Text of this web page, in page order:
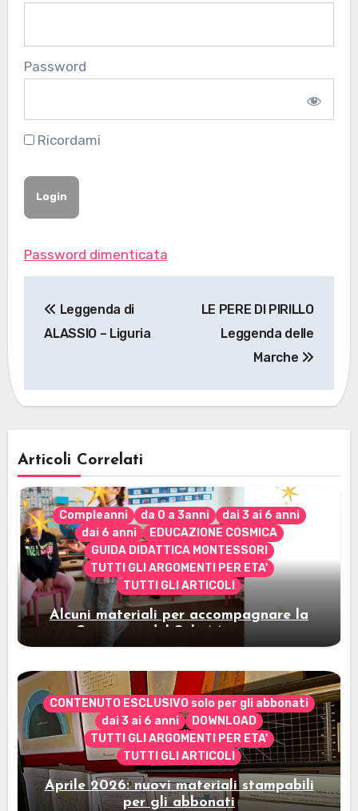
Password
Ricordami
Password dimenticata
articoli
Leggenda di
ALASSIO – Liguria
LE PERE DI PIRILLO
Leggenda delle
Marche
Articoli Correlati
Compleanni da 0 a 3anni
dai 3 ai 6 anni
dai 6 anni
EDUCAZIONE COSMICA
GUIDA DIDATTICA MONTESSORI
TUTTI GLI ARGOMENTI PER ETA'
TUTTI GLI ARTICOLI
Alcuni materiali per accompagnare la
Cerimonia del Sole Montessori
CONTENUTO ESCLUSIVO solo per gli abbonati
dai 3 ai 6 anni
DOWNLOAD
TUTTI GLI ARGOMENTI PER ETA'
TUTTI GLI ARTICOLI
Aprile 2026: nuovi materiali stampabili
per gli abbonati